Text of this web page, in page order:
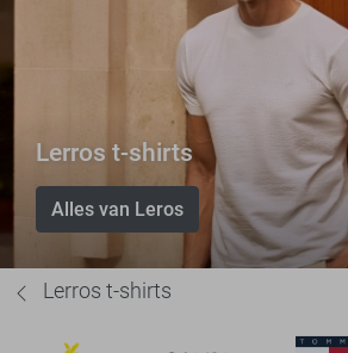
Lerros t-shirts
Alles van Leros
Lerros t-shirts